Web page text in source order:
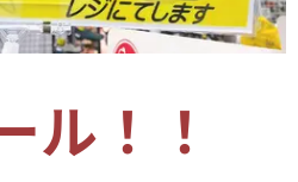
ル！！